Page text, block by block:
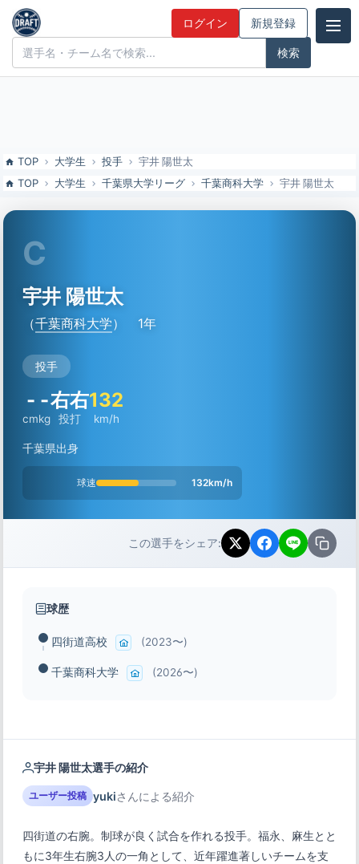
宇井 陽世太（千葉商科大）の特徴とドラフト評価 | ドラフト候補とみ
んなの評価
ドラフト候補とみんなの評価 ログイン 新規登録
TOP 大学生 投手
宇井 陽世太
TOP
大学生 千葉県大学リーグ 千葉商科大学 宇井 陽世太
C
宇井 陽世太
（千葉商科大学） 1年
投手
-
cm
-
kg
右右
投打
132
km/h
千葉県出身
球速 132km/h
この選手をシェア:
球歴
四街道高校 (2023〜)
千葉商科大学 (2026〜)
宇井 陽世太選手の紹介
ユーザー投稿 yukiさんによる紹介
四街道の右腕。制球が良く試合を作れる投手。福永、麻生とと
もに3年生右腕3人の一角として、近年躍進著しいチームを支